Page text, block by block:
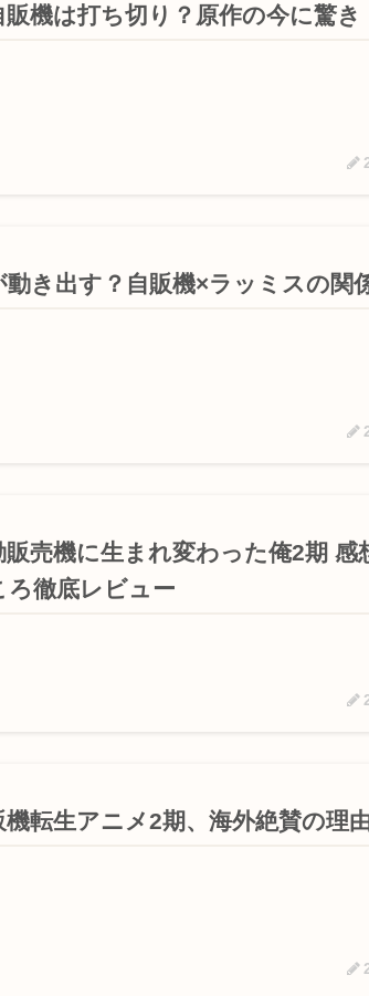
販機は打ち切り？原作の今に驚き
動き出す？自販機×ラッミスの関
販売機に生まれ変わった俺2期 感
ろ徹底レビュー
機転生アニメ2期、海外絶賛の理